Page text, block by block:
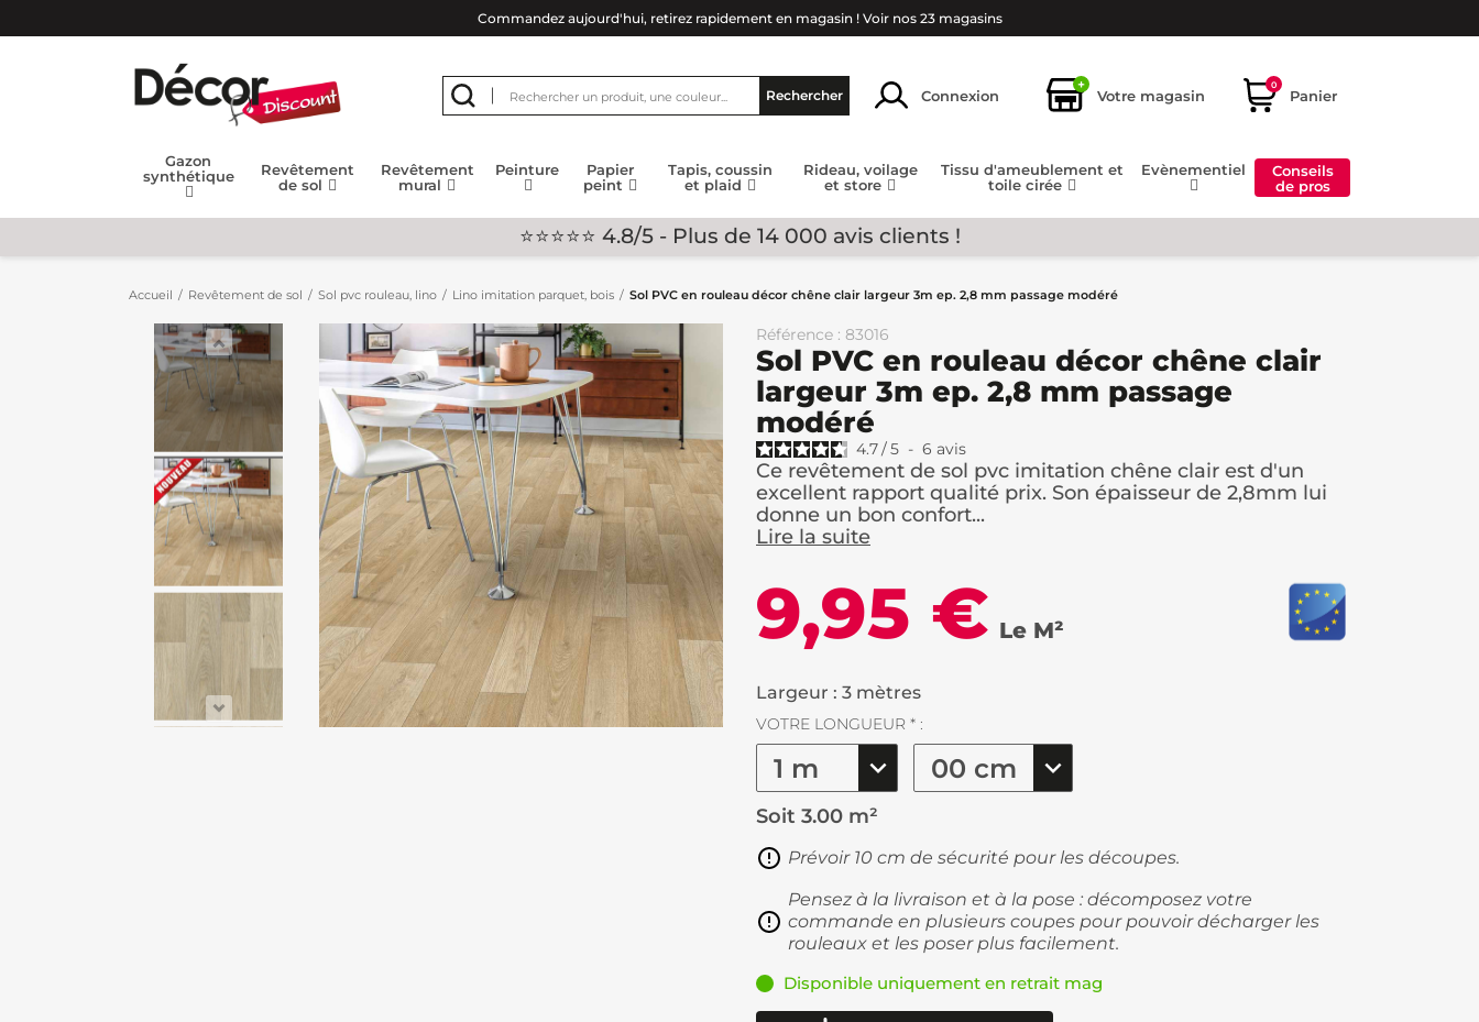
Commandez aujourd'hui, retirez rapidement en magasin ! Voir nos 23 magasins
Rechercher Connexion
+
Votre magasin
0
Panier
Gazon
synthétique
Revêtement
de sol
Revêtement
mural
Peinture
Papier
peint
Tapis, coussin
et plaid
Rideau, voilage
et store
Tissu d'ameublement et
toile cirée
Evènementiel
Conseils
de pros
⭐⭐⭐⭐⭐ 4.8/5 - Plus de 14 000 avis clients !
Accueil Revêtement de sol Sol pvc rouleau, lino Lino imitation parquet, bois Sol PVC en rouleau décor chêne clair largeur 3m ep. 2,8 mm passage modéré
Référence : 83016
Sol PVC en rouleau décor chêne clair
largeur 3m ep. 2,8 mm passage
modéré
4.7/5 - 6 avis
Ce revêtement de sol pvc imitation chêne clair est d'un
excellent rapport qualité prix. Son épaisseur de 2,8mm lui
donne un bon confort...
Lire la suite
9,95 € Le M²
Largeur : 3 mètres
VOTRE LONGUEUR * :
Soit 3.00 m²
Prévoir 10 cm de sécurité pour les découpes.
Pensez à la livraison et à la pose : décomposez votre
commande en plusieurs coupes pour pouvoir décharger les
rouleaux et les poser plus facilement.
Disponible uniquement en retrait mag